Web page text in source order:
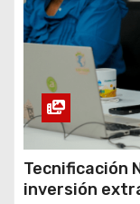
Tecnificación
inversión